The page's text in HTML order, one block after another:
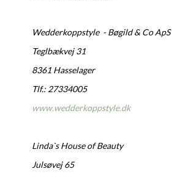
Wedderkoppstyle - Bøgild & Co ApS
Teglbækvej 31
8361 Hasselager
Tlf.: 27334005
www.wedderkoppstyle.dk
Linda`s House of Beauty
Julsøvej 65